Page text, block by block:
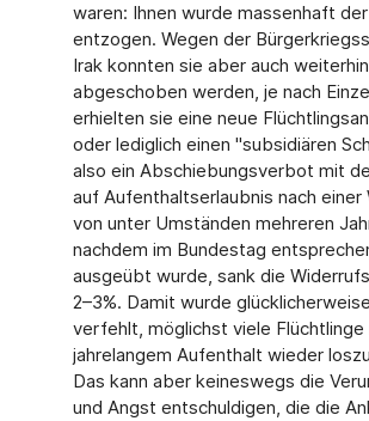
waren: Ihnen wurde massenhaft
entzogen. Wegen der
Irak konnten sie aber auch
abgeschoben werden, je nach
erhielten sie eine neue
oder lediglich einen "subsidiären
also ein Abschiebungsverbot mit
auf Aufenthaltserlaubnis nach
von unter Umständen mehreren
nachdem im Bundestag
ausgeübt wurde, sank die
2–3%. Damit wurde
verfehlt, möglichst viele Flüchtlinge
jahrelangem Aufenthalt wieder
Das kann aber keineswegs die
und Angst entschuldigen, die die